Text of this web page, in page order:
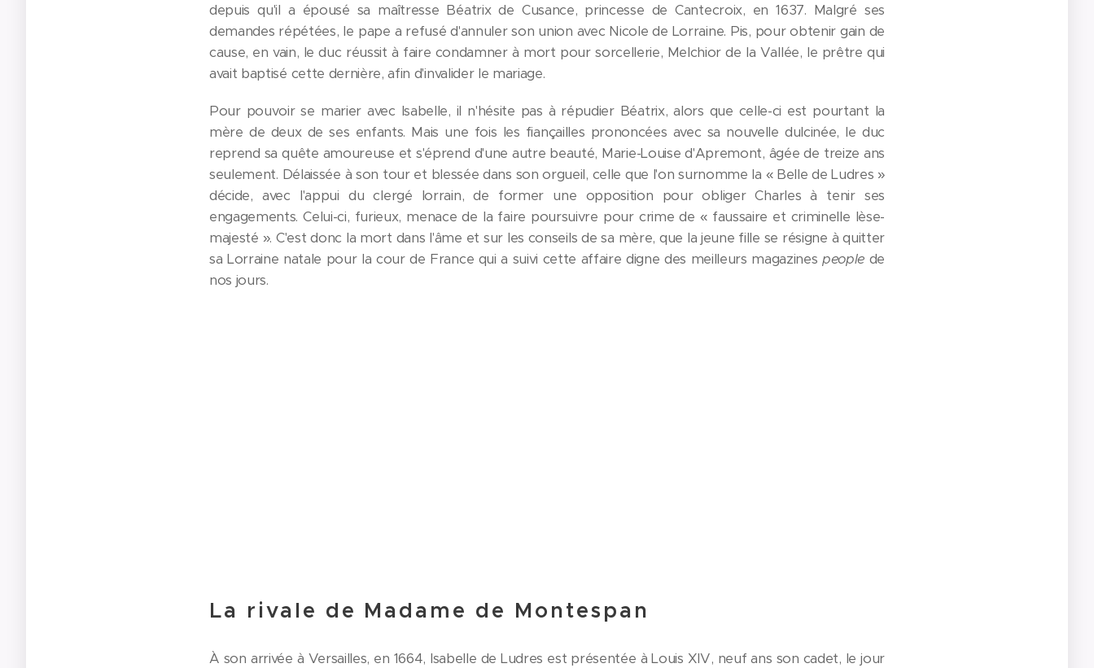
depuis qu'il a épousé sa maîtresse Béatrix de Cusance, princesse de Cantecroix, en 1637. Malgré ses
demandes répétées, le pape a refusé d'annuler son union avec Nicole de Lorraine. Pis, pour obtenir gain de
cause, en vain, le duc réussit à faire condamner à mort pour sorcellerie, Melchior de la Vallée, le prêtre qui
avait baptisé cette dernière, afin d'invalider le mariage.
Pour pouvoir se marier avec Isabelle, il n'hésite pas à répudier Béatrix, alors que celle-ci est pourtant la
mère de deux de ses enfants. Mais une fois les fiançailles prononcées avec sa nouvelle dulcinée, le duc
reprend sa quête amoureuse et s'éprend d'une autre beauté, Marie-Louise d'Apremont, âgée de treize ans
seulement. Délaissée à son tour et blessée dans son orgueil, celle que l'on surnomme la « Belle de Ludres »
décide, avec l'appui du clergé lorrain, de former une opposition pour obliger Charles à tenir ses
engagements. Celui-ci, furieux, menace de la faire poursuivre pour crime de « faussaire et criminelle lèse-
majesté ». C'est donc la mort dans l'âme et sur les conseils de sa mère, que la jeune fille se résigne à quitter
sa Lorraine natale pour la cour de France qui a suivi cette affaire digne des meilleurs magazines people de
nos jours.
La rivale de Madame de Montespan
À son arrivée à Versailles, en 1664, Isabelle de Ludres est présentée à Louis XIV, neuf ans son cadet, le jour